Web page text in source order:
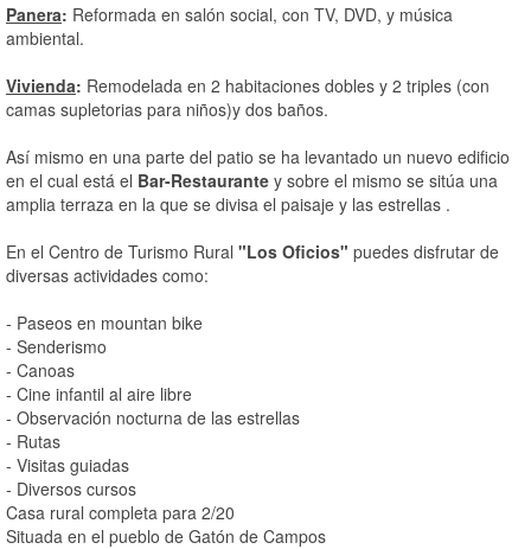
Panera: Reformada en salón social, con TV, DVD, y música
ambiental.
Vivienda: Remodelada en 2 habitaciones dobles y 2 triples (con
camas supletorias para niños)y dos baños.
Así mismo en una parte del patio se ha levantado un nuevo edificio
en el cual está el Bar-Restaurante y sobre el mismo se sitúa una
amplia terraza en la que se divisa el paisaje y las estrellas .
En el Centro de Turismo Rural "Los Oficios" puedes disfrutar de
diversas actividades como:
- Paseos en mountan bike
- Senderismo
- Canoas
- Cine infantil al aire libre
- Observación nocturna de las estrellas
- Rutas
- Visitas guiadas
- Diversos cursos
Casa rural completa para 2/20
Situada en el pueblo de Gatón de Campos